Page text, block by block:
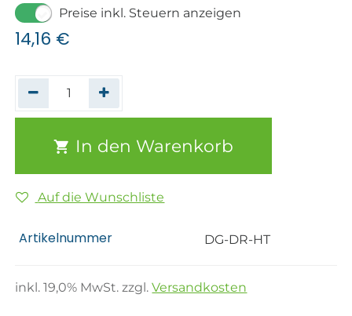
Preise inkl. Steuern anzeigen
14,16 €
In den Warenkorb
Auf die Wunschliste
Artikelnummer DG-DR-HT
inkl.19,0% MwSt. zzgl.Versandkosten